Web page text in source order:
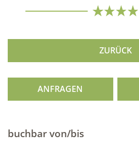
ZURÜCK
ANFRAGEN
buchbar von/bis